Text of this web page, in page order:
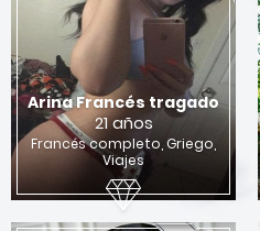
Arina Francés tragado
21 años
Francés completo, Griego,
Viajes